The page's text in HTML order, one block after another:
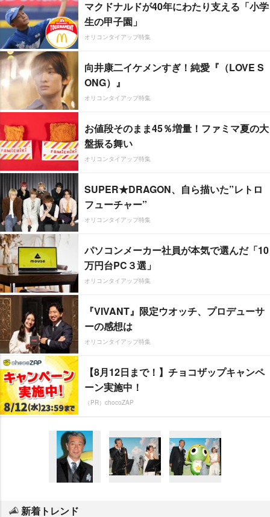
マクドナルドが40年にわたり支える「小学
生の甲子園」
オリコンタイアップ特集
向井康二イケメンすぎ！純愛『（LOVE S
ONG）』
オリコンタイアップ特集
お値段そのまま45％増量！ファミマ夏の大
盤振る舞い
オリコンタイアップ特集
SUPER★DRAGON、自ら描いた”レトロ
フューチャー”
オリコンタイアップ特集
パソコンメーカー社員が本気で選んだ「10
万円台PC３選」
オリコンタイアップ特集
『VIVANT』限定ウオッチ、プロデューサ
ーの感想は
オリコンタイアップ特集
【8月12日まで！】チョコザップキャンペ
ーン実施中！
（PR）chocoZAP
新着トレンド